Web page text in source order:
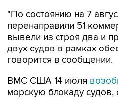
"По состоянию на 7
перенаправили 51
вывели из строя два и
двух судов в рамках
говорится в сообщении.
ВМС США 14 июля
морскую блокаду